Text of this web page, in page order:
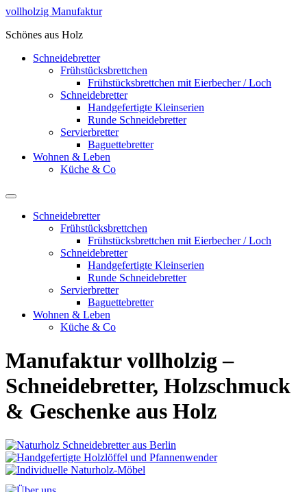
Zum
springen
vollholzig Manufaktur
Schönes aus Holz
Schneidebretter
Frühstücksbrettchen
Frühstücksbrettchen mit Eierbecher / Loch
Schneidebretter
Handgefertigte Kleinserien
Runde Schneidebretter
Servierbretter
Baguettebretter
Wohnen & Leben
Küche & Co
Schneidebretter
Frühstücksbrettchen
Frühstücksbrettchen mit Eierbecher / Loch
Schneidebretter
Handgefertigte Kleinserien
Runde Schneidebretter
Servierbretter
Baguettebretter
Wohnen & Leben
Küche & Co
Manufaktur vollholzig –
Schneidebretter, Holzschmuck
& Geschenke aus Holz